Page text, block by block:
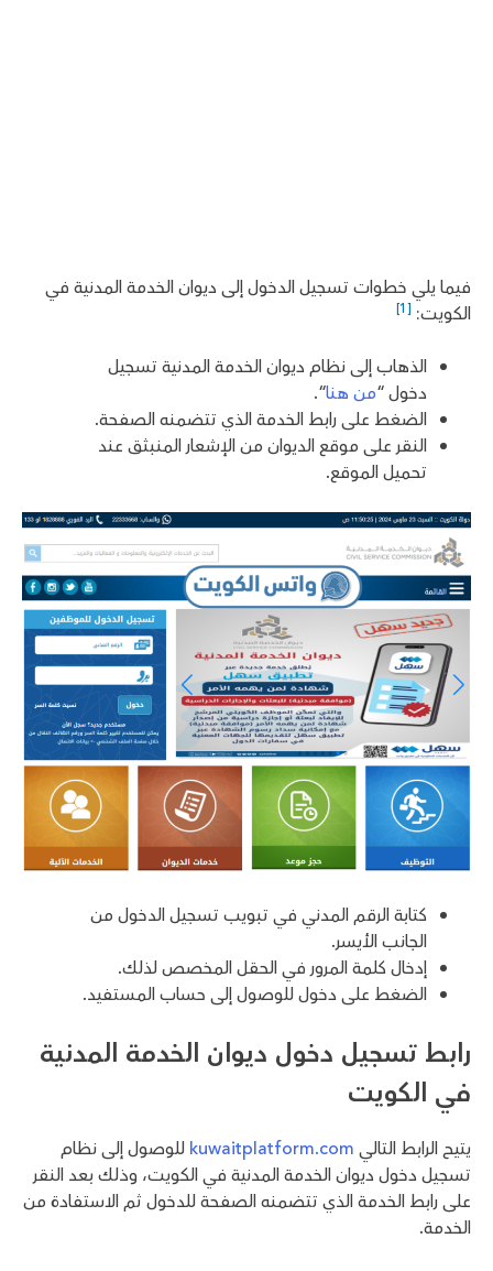
فيما يلي خطوات تسجيل الدخول إلى ديوان الخدمة المدنية في
الكويت: [1]
الذهاب إلى نظام ديوان الخدمة المدنية تسجيل
دخول “من هنا“.
الضغط على رابط الخدمة الذي تتضمنه الصفحة.
النقر على موقع الديوان من الإشعار المنبثق عند
تحميل الموقع.
كتابة الرقم المدني في تبويب تسجيل الدخول من
الجانب الأيسر.
إدخال كلمة المرور في الحقل المخصص لذلك.
الضغط على دخول للوصول إلى حساب المستفيد.
رابط تسجيل دخول ديوان الخدمة المدنية
في الكويت
يتيح الرابط التالي kuwaitplatform.com للوصول إلى نظام
تسجيل دخول ديوان الخدمة المدنية في الكويت، وذلك بعد النقر
على رابط الخدمة الذي تتضمنه الصفحة للدخول ثم الاستفادة من
الخدمة.